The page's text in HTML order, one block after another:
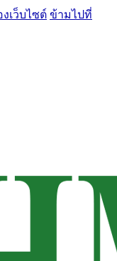
เว็บไซต์ ข้ามไปที่